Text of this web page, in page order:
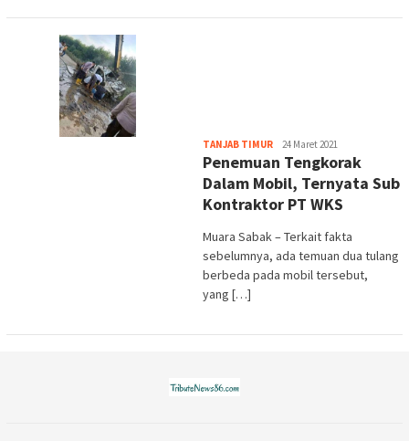
TANJAB TIMURtribute
24 Maret 2021
Penemuan Tengkorak
Dalam Mobil, Ternyata Sub
Kontraktor PT WKS
Muara Sabak – Terkait fakta
sebelumnya, ada temuan dua tulang
berbeda pada mobil tersebut,
yang […]